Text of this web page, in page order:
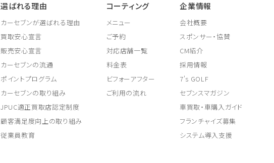
選ばれる理由
カーセブンが選ばれる理由
買取安心宣言
販売安心宣言
カーセブンの流通
ポイントプログラム
カーセブンの取り組み
JPUC適正買取店認定制度
顧客満足度向上の取り組み
従業員教育
コーティング
メニュー
ご予約
対応店舗一覧
料金表
ビフォーアフター
ご利用の流れ
企業情報
会社概要
スポンサー・協賛
CM紹介
採用情報
7's GOLF
セブンスマガジン
車買取・車購入ガイド
フランチャイズ募集
システム導入支援